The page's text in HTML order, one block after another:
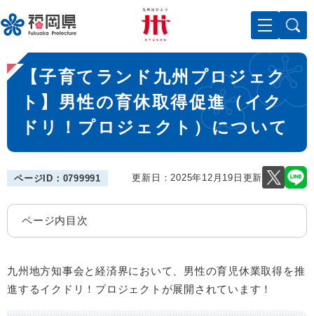
ー
ジ
先
頭
メニューを飛ばして本文へ
本
文
【子育てランド九州プロジェク
ト】男性の育休取得促進（イク
ドリ！プロジェクト）について
ページID：0799991 更新日：2025年12月19日更新
ページ内目次
九州地方知事会と経済界において、男性の育児休業取得を推
進するイクドリ！プロジェクトが展開されています！